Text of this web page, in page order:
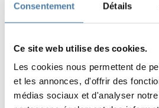
Consentement Détails
Ce site web utilise des cookies.
Les cookies nous permettent de
et les annonces, d'offrir des
médias sociaux et d'analyser